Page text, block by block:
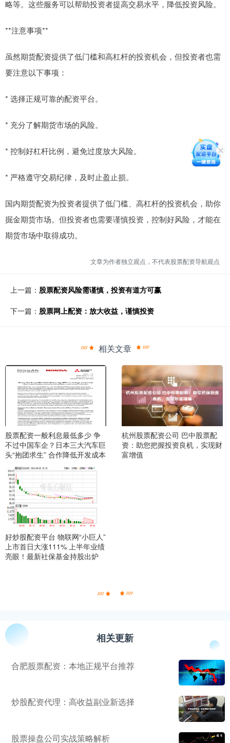
略等。这些服务可以帮助投资者提高交易水平，降低投资风险。
**注意事项**
虽然期货配资提供了低门槛和高杠杆的投资机会，但投资者也需
要注意以下事项：
* 选择正规可靠的配资平台。
* 充分了解期货市场的风险。
* 控制好杠杆比例，避免过度放大风险。
* 严格遵守交易纪律，及时止盈止损。
国内期货配资为投资者提供了低门槛、高杠杆的投资机会，助你
掘金期货市场。但投资者也需要谨慎投资，控制好风险，才能在
期货市场中取得成功。
文章为作者独立观点，不代表股票配资导航观点
上一篇： 股票配资风险需谨慎，投资有道方可赢
下一篇： 股票网上配资：放大收益，谨慎投资
相关文章
股票配资一般利息最低多少 争
不过中国车企？日本三大汽车巨
头“抱团求生” 合作降低开发成本
杭州股票配资公司 巴中股票配
资：助您把握投资良机，实现财
富增值
好炒股配资平台 物联网“小巨人”
上市首日大涨111% 上半年业绩
亮眼！最新社保基金持股出炉
相关更新
合肥股票配资：本地正规平台推荐
炒股配资代理：高收益副业新选择
股票操盘公司实战策略解析